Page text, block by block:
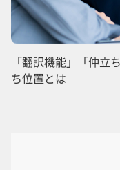
「翻訳機能」「仲
ち位置とは